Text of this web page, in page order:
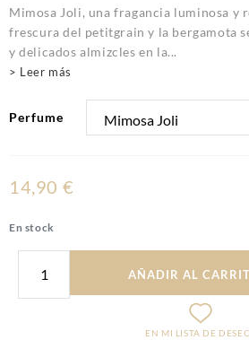
Mimosa Joli, una fragancia luminosa y
frescura del petitgrain y la bergamota
y delicados almizcles en la...
> Leer más
Perfume
14,90 €
En stock
AÑADIR AL
EN MI LISTA DE